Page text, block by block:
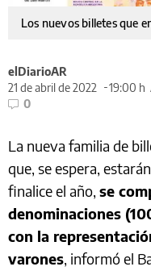
Los nuevos billetes que
elDiarioAR
21 de abril de 2022
19:00 h
0
La nueva familia de
que, se espera,
finalice el año, se
denominaciones
con la
varones, informó el